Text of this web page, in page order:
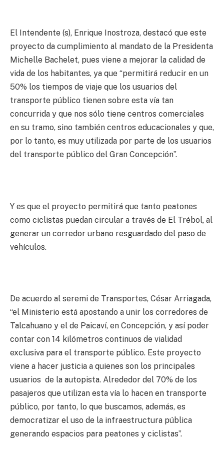
El Intendente (s), Enrique Inostroza, destacó que este
proyecto da cumplimiento al mandato de la Presidenta
Michelle Bachelet, pues viene a mejorar la calidad de
vida de los habitantes, ya que “permitirá reducir en un
50% los tiempos de viaje que los usuarios del
transporte público tienen sobre esta vía tan
concurrida y que nos sólo tiene centros comerciales
en su tramo, sino también centros educacionales y que,
por lo tanto, es muy utilizada por parte de los usuarios
del transporte público del Gran Concepción”.
Y es que el proyecto permitirá que tanto peatones
como ciclistas puedan circular a través de El Trébol, al
generar un corredor urbano resguardado del paso de
vehículos.
De acuerdo al seremi de Transportes, César Arriagada,
“el Ministerio está apostando a unir los corredores de
Talcahuano y el de Paicaví, en Concepción, y así poder
contar con 14 kilómetros continuos de vialidad
exclusiva para el transporte público. Este proyecto
viene a hacer justicia a quienes son los principales
usuarios de la autopista. Alrededor del 70% de los
pasajeros que utilizan esta vía lo hacen en transporte
público, por tanto, lo que buscamos, además, es
democratizar el uso de la infraestructura pública
generando espacios para peatones y ciclistas”.